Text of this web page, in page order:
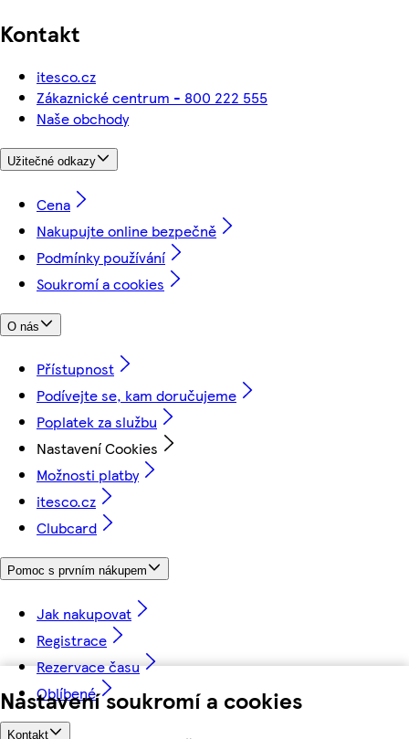
Nastavení soukromí a cookies
Kontakt
itesco.cz
Zákaznické centrum - 800 222 555
Naše obchody
Užitečné odkazy
Cena
Nakupujte online bezpečně
Podmínky používání
Soukromí a cookies
O nás
Přístupnost
Podívejte se, kam doručujeme
Poplatek za službu
Nastavení Cookies
Možnosti platby
itesco.cz
Clubcard
Pomoc s prvním nákupem
Jak nakupovat
Registrace
Rezervace času
Oblíbené
Kontakt